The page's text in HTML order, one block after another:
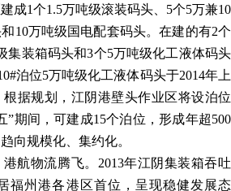
成1个1.5万吨级滚装码头、5个5万兼10
10万吨级国电配套码头。在建的有2个
集装箱码头和3个5万吨级化工液体码头
泊位5万吨级化工液体码头于2014年上
据规划，江阴港壁头作业区将设泊位
”期间，可建成15个泊位，形成年超500
向规模化、集约化。
航物流腾飞。 2013年江阴集装箱吞吐
福州港各港区首位，呈现稳健发展态